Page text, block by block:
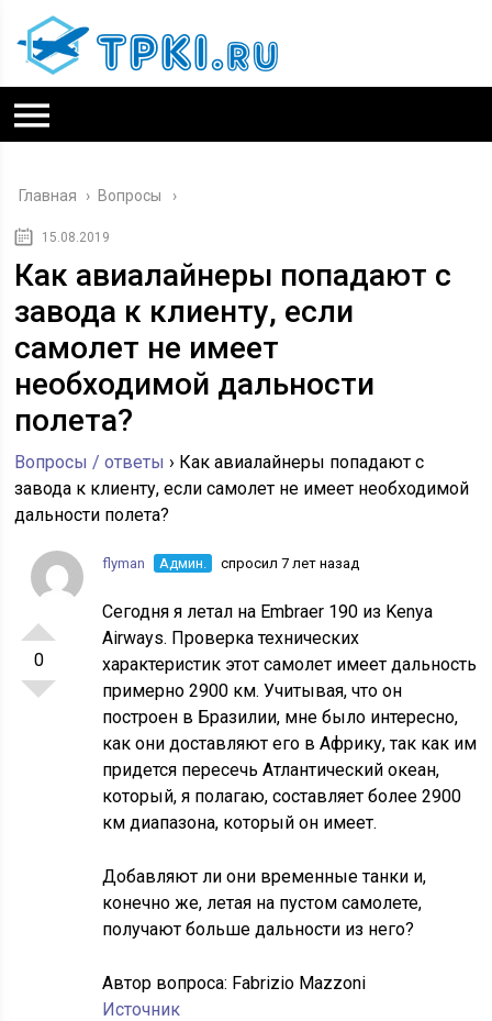
Главная › Вопросы
15.08.2019
Как авиалайнеры попадают с
завода к клиенту, если
самолет не имеет
необходимой дальности
полета?
Вопросы / ответы › Как авиалайнеры попадают с
завода к клиенту, если самолет не имеет необходимой
дальности полета?
0
flyman Админ. спросил 7 лет назад
Сегодня я летал на Embraer 190 из Kenya
Airways. Проверка технических
характеристик этот самолет имеет дальность
примерно 2900 км. Учитывая, что он
построен в Бразилии, мне было интересно,
как они доставляют его в Африку, так как им
придется пересечь Атлантический океан,
который, я полагаю, составляет более 2900
км диапазона, который он имеет.
Добавляют ли они временные танки и,
конечно же, летая на пустом самолете,
получают больше дальности из него?
Автор вопроса: Fabrizio Mazzoni
Источник